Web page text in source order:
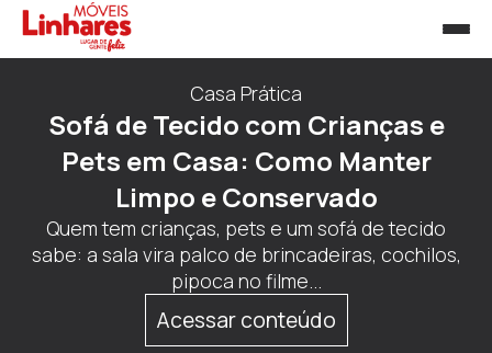
Cozinha & Utensílios
Eletroportáteis Essenciais: Quais
Não Podem Faltar na sua Cozinha
Quando pensamos em praticidade no dia a dia, é
impossível não lembrar dos eletroportáteis que
simplificam as tarefas na cozinha....
Acessar conteúdo